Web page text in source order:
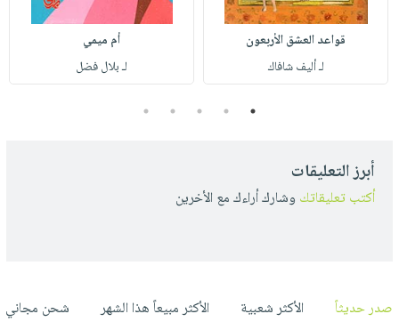
قواعد العشق الأربعون
لـ أليف شافاك
أم ميمي
لـ بلال فضل
1
2
3
4
5
أبرز التعليقات
أكتب تعليقاتك وشارك أراءك مع الأخرين
صدر حديثاً الأكثر شعبية الأكثر مبيعاً هذا الشهر شحن مجاني